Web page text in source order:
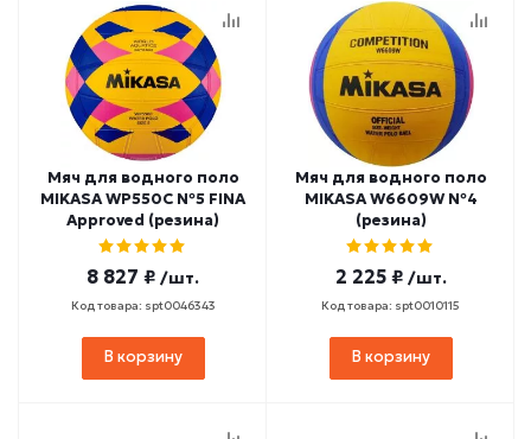
Мяч для водного поло
MIKASA WP550C №5 FINA
Approved (резина)
8 827 ₽ /шт.
Код товара: spt0046343
В корзину
Мяч для водного поло
MIKASA W6609W №4
(резина)
2 225 ₽ /шт.
Код товара: spt0010115
В корзину